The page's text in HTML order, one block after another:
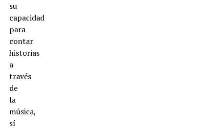
su
capacidad
para
contar
historias
a
través
de
la
música,
sí